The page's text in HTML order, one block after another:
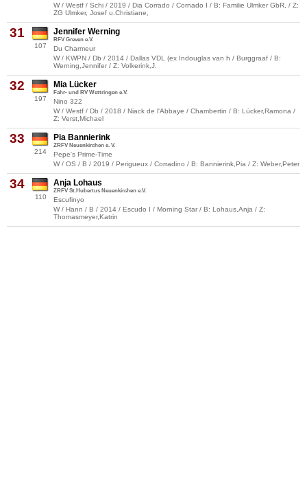
W / Westf / Schi / 2019 / Dia Corrado / Cornado I / B: Familie Ulmker GbR, / Z:
ZG Ulmker, Josef u.Christiane,
31
107
Jennifer Werning
RFV Greven e.V.
Du Charmeur
W / KWPN / Db / 2014 / Dallas VDL (ex Indouglas van h / Burggraaf / B:
Werning,Jennifer / Z: Volkerink,J.
32
197
Mia Lücker
Fahr- und RV Wettringen e.V.
Nino 322
W / Westf / Db / 2018 / Niack de l'Abbaye / Chambertin / B: Lücker,Ramona /
Z: Verst,Michael
33
214
Pia Bannierink
ZRFV Neuenkirchen e. V.
Pepe's Prime-Time
W / OS / B / 2019 / Perigueux / Corradino / B: Bannierink,Pia / Z: Weber,Peter
34
110
Anja Lohaus
ZRFV St.Hubertus Neuenkirchen e.V.
Escufinyo
W / Hann / B / 2014 / Escudo I / Morning Star / B: Lohaus,Anja / Z:
Thomasmeyer,Katrin